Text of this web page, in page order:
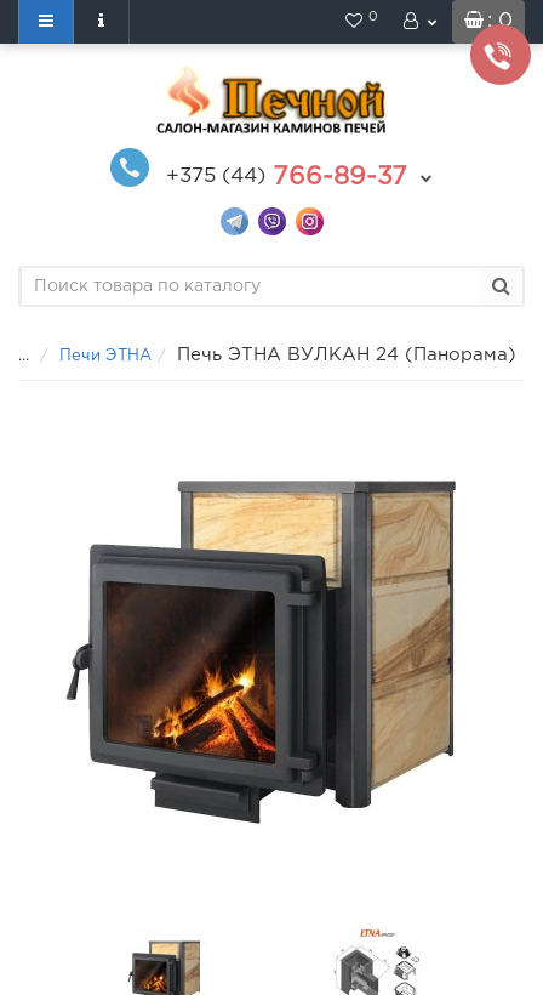
: 0
0
+375 (44) 766-89-37
... Печи ЭТНА Печь ЭТНА ВУЛКАН 24 (Панорама)